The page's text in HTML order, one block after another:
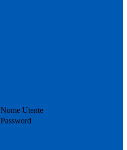
Nome Utente
Password